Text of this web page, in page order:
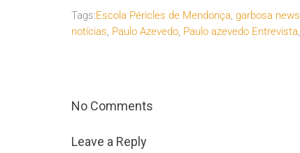
Tags:Escola Péricles de Mendonça, garbosa news
notícias, Paulo Azevedo, Paulo azevedo Entrevista,
No Comments
Leave a Reply